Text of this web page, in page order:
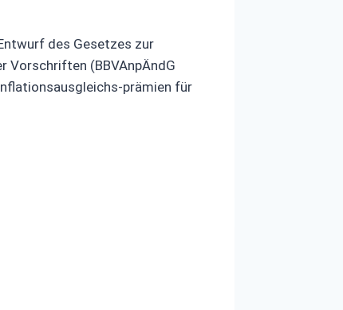
des Gesetzes zur
Vorschriften (BBVAnpÄndG
prämien für